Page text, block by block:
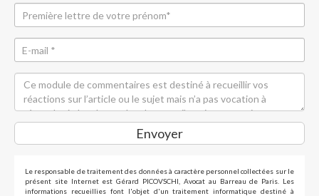
Envoyer
Le responsable de traitement des données à caractère personnel collectées sur le
présent site Internet est Gérard PICOVSCHI, Avocat au Barreau de Paris. Les
informations recueillies font l'objet d'un traitement informatique destiné à